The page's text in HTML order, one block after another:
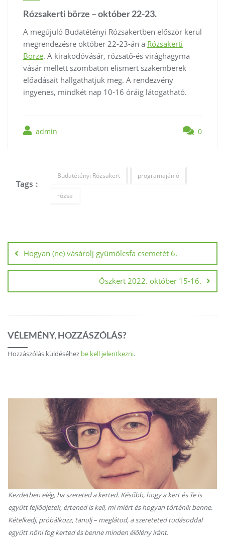
Rózsakerti börze – október 22-23.
A megújuló Budatétényi Rózsakertben először kerül
megrendezésre október 22-23-án a Rózsakerti
Börze. A kirakodóvásár, rózsatő-és virághagyma
vásár mellett szombaton elismert szakemberek
előadásait hallgathatjuk meg. A rendezvény
ingyenes, mindkét nap 10-16 óráig látogatható.
admin 0
Tags :
Budatétényi Rózsakert programajánló
rózsa
navigáció
Hogyan (ne) vásárolj gyümölcsfa csemetét 6.
Őszkert 2022. október 15-16.
VÉLEMÉNY, HOZZÁSZÓLÁS?
Hozzászólás küldéséhez be kell jelentkezni.
Kezdetben elég, ha szereted a kerted. Később, hogy a kert és Te is
együtt fejlődjetek, értened is kell, mi miért és hogyan történik benne.
Kételkedj, próbálkozz, tanulj – meglátod, a szereteted tudásoddal
együtt nőni fog kerted és benne minden élőlény iránt.